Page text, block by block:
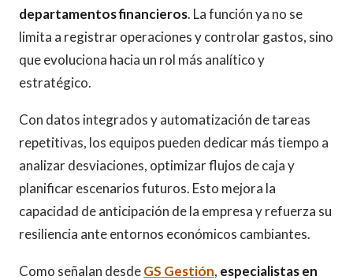
departamentos financieros. La función ya no se
limita a registrar operaciones y controlar gastos, sino
que evoluciona hacia un rol más analítico y
estratégico.
Con datos integrados y automatización de tareas
repetitivas, los equipos pueden dedicar más tiempo a
analizar desviaciones, optimizar flujos de caja y
planificar escenarios futuros. Esto mejora la
capacidad de anticipación de la empresa y refuerza su
resiliencia ante entornos económicos cambiantes.
Como señalan desdeGS Gestión, especialistas en